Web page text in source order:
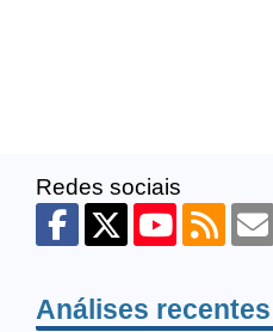
Redes sociais
Análises recentes